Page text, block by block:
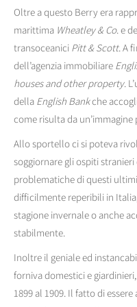
Oltre a questo Berry era
marittima Wheatley & Co. e
transoceanici Pitt & Scott. A
dell’agenzia immobiliare
houses and other property.
della English Bankche
come risulta da
Allo sportello ci si poteva
soggiornare gli ospiti
problematiche di questi
difficilmente reperibili in
stagione invernale o anche
stabilmente.
Inoltre il geniale ed
forniva domestici e
1899 al 1909. Il fatto di